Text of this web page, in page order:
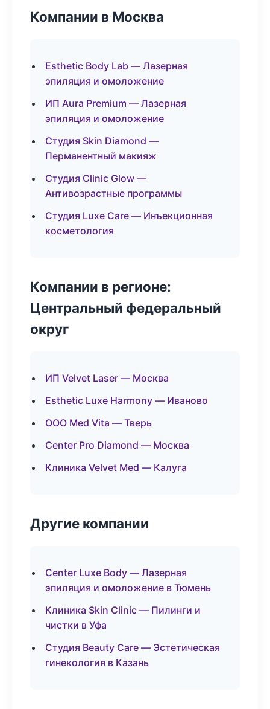
Компании в Москва
Esthetic Body Lab — Лазерная
эпиляция и омоложение
ИП Aura Premium — Лазерная
эпиляция и омоложение
Студия Skin Diamond —
Перманентный макияж
Студия Clinic Glow —
Антивозрастные программы
Студия Luxe Care — Инъекционная
косметология
Компании в регионе:
Центральный федеральный
округ
ИП Velvet Laser — Москва
Esthetic Luxe Harmony — Иваново
ООО Med Vita — Тверь
Center Pro Diamond — Москва
Клиника Velvet Med — Калуга
Другие компании
Center Luxe Body — Лазерная
эпиляция и омоложение в Тюмень
Клиника Skin Clinic — Пилинги и
чистки в Уфа
Студия Beauty Care — Эстетическая
гинекология в Казань